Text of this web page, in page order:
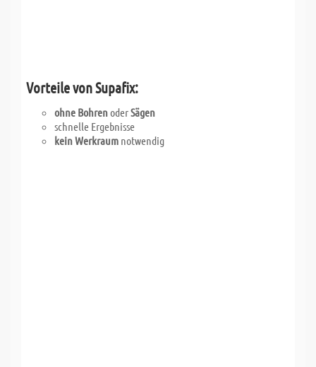
Vorteile von Supafix:
ohne BohrenoderSägen
schnelle Ergebnisse
kein Werkraum notwendig